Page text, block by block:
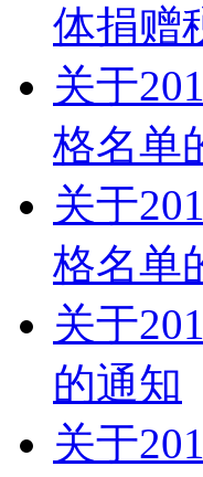
体捐赠
关于
格名单
关于
格名单
关于
的通知
关于